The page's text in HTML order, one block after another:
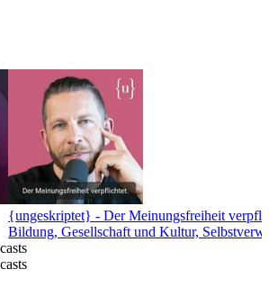
{ungeskriptet} - Der Meinungsfreiheit
Bildung, Gesellschaft und Kultur,